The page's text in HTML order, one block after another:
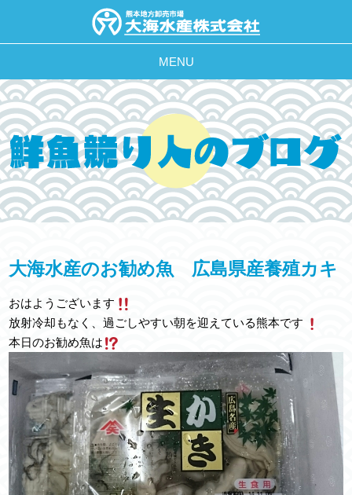
MENU
大海水産のお勧め魚 広島県産養殖カキ
おはようございます
放射冷却もなく、過ごしやすい朝を迎えている熊本です
本日のお勧め魚は